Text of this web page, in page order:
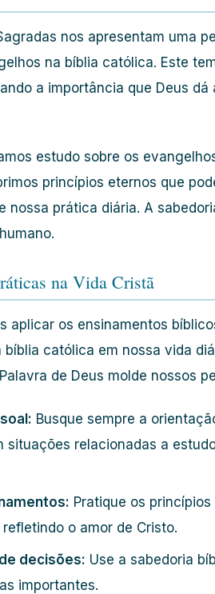
nos apresentam uma
na bíblia católica. Este
a importância que Deus
estudo sobre os
princípios eternos que
nossa prática diária. A
na Vida Cristã
aplicar os ensinamentos
bíblia católica em nossa vida
de Deus molde nossos
Busque sempre a
situações relacionadas a
Pratique os
o amor de Cristo.
decisões: Use a sabedoria
importantes.